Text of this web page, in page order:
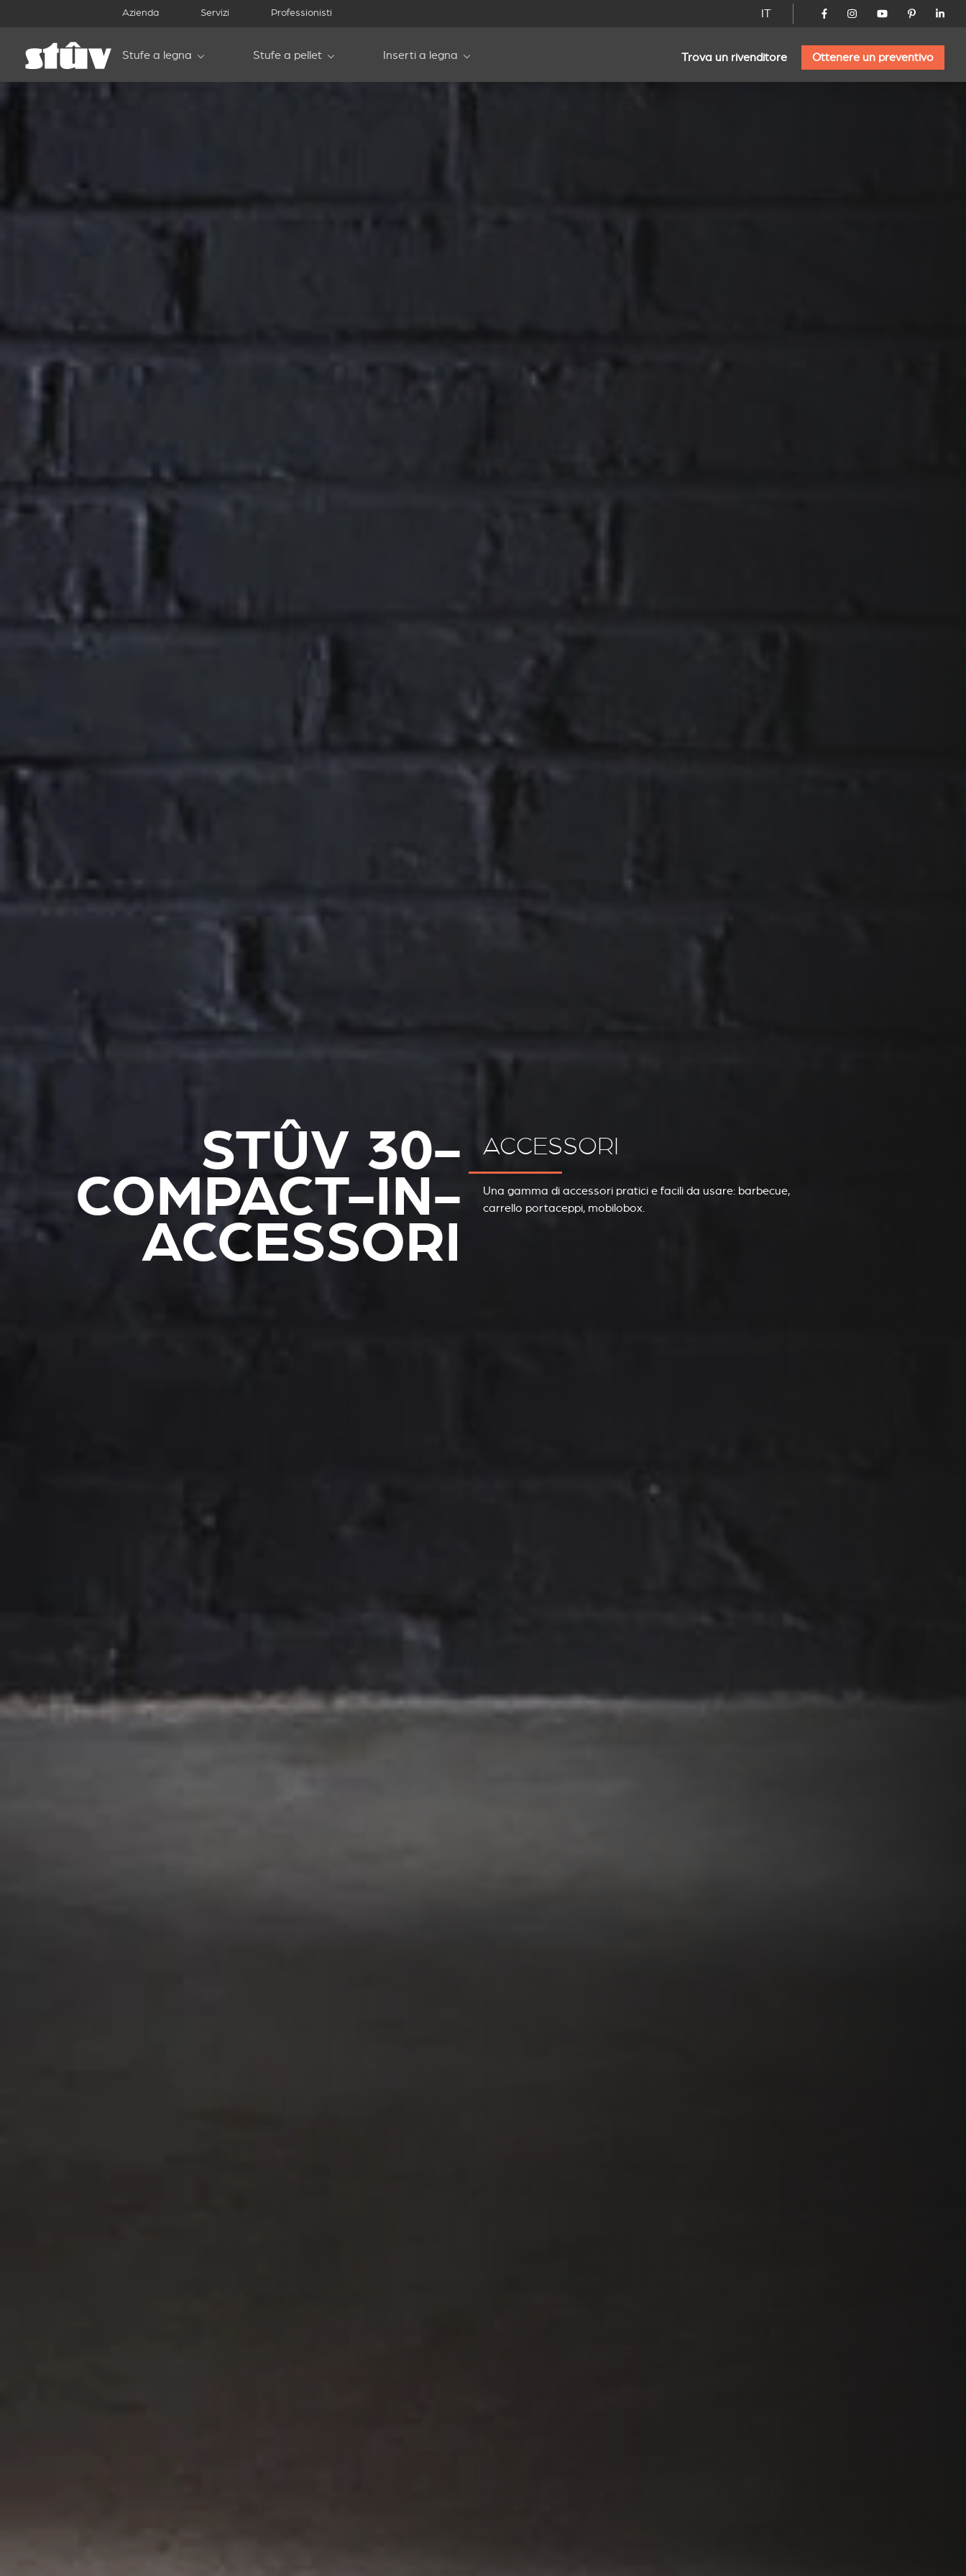
Azienda Servizi Professionisti IT
Stufe a legna Stufe a pellet Inserti a legna Trova un rivenditore Ottenere un preventivo
STÛV 30-
COMPACT-IN-
ACCESSORI
ACCESSORI
Una gamma di accessori pratici e facili da usare: barbecue,
carrello portaceppi, mobilobox.